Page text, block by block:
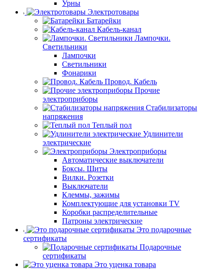
Урны
Электротовары
Батарейки
Кабель-канал
Лампочки.
Светильники
Лампочки
Светильники
Фонарики
Провод. Кабель
Прочие
электроприборы
Стабилизаторы
напряжения
Теплый пол
Удлинители
электрические
Электроприборы
Автоматические выключатели
Боксы. Щиты
Вилки. Розетки
Выключатели
Клеммы, зажимы
Комплектующие для установки TV
Коробки распределительные
Патроны электрические
Это подарочные
сертификаты
Подарочные
сертификаты
Это уценка товара